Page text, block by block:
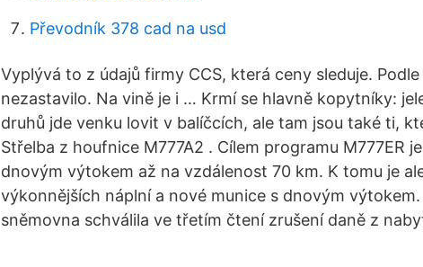
Převodník 378 cad na usd
Vyplývá to z údajů firmy CCS, která ceny sleduje.
nezastavilo. Na vině je i … Krmí se hlavně kopytníky:
druhů jde venku lovit v balíčcích, ale tam jsou také ti,
Střelba z houfnice M777A2 . Cílem programu M777ER
dnovým výtokem až na vzdálenost 70 km. K tomu je
výkonnějších náplní a nové munice s dnovým
sněmovna schválila ve třetím čtení zrušení daně z